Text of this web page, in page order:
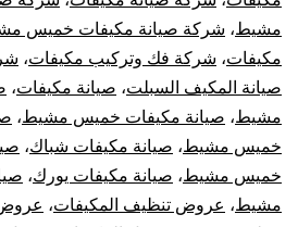
مشيط، شركة صيانة مكيفات خميس
مكيفات، شركة فك وتركيب مكيفات،
صيانة المكيف السبلت، صيانة مكيفات،
مشيط، صيانة مكيفات خميس مشيط،
خميس مشيط، صيانة مكيفات شباك،
خميس مشيط، صيانة مكيفات يورك،
مشيط، عروض تنظيف المكيفات،